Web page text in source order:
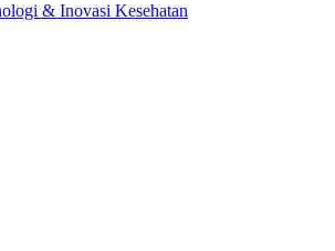
& Inovasi Kesehatan